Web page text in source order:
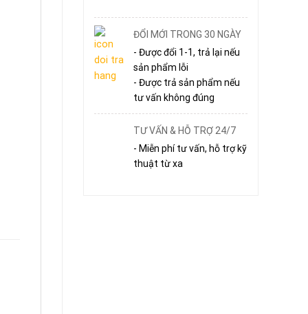
ĐỔI MỚI TRONG 30 NGÀY
- Được đổi 1-1, trả lại nếu
sản phẩm lỗi
- Được trả sản phẩm nếu
tư vấn không đúng
TƯ VẤN & HỖ TRỢ 24/7
- Miễn phí tư vấn, hỗ trợ kỹ
thuật từ xa